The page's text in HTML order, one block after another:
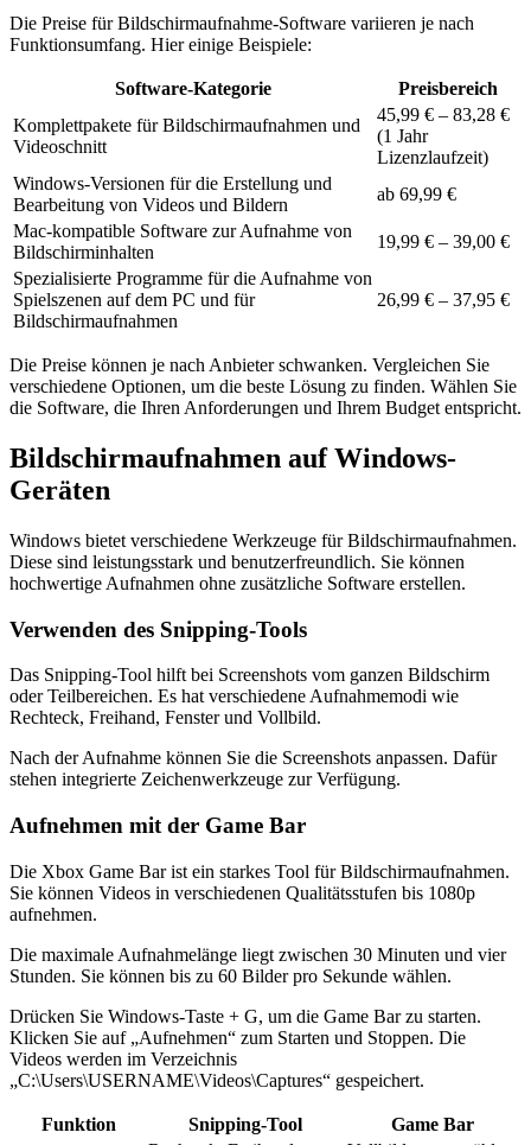
Die Preise für Bildschirmaufnahme-Software variieren je nach
Funktionsumfang. Hier einige Beispiele:
Software-Kategorie
Preisbereich
Komplettpakete für Bildschirmaufnahmen und
Videoschnitt
45,99 € – 83,28 €
(1 Jahr
Lizenzlaufzeit)
Windows-Versionen für die Erstellung und
Bearbeitung von Videos und Bildern
ab 69,99 €
Mac-kompatible Software zur Aufnahme von
Bildschirminhalten
19,99 € – 39,00 €
Spezialisierte Programme für die Aufnahme von
Spielszenen auf dem PC und für
Bildschirmaufnahmen
26,99 € – 37,95 €
Die Preise können je nach Anbieter schwanken. Vergleichen Sie
verschiedene Optionen, um die beste Lösung zu finden. Wählen Sie
die Software, die Ihren Anforderungen und Ihrem Budget entspricht.
Bildschirmaufnahmen auf Windows-
Geräten
Windows bietet verschiedene Werkzeuge für Bildschirmaufnahmen.
Diese sind leistungsstark und benutzerfreundlich. Sie können
hochwertige Aufnahmen ohne zusätzliche Software erstellen.
Verwenden des Snipping-Tools
Das Snipping-Tool hilft bei Screenshots vom ganzen Bildschirm
oder Teilbereichen. Es hat verschiedene Aufnahmemodi wie
Rechteck, Freihand, Fenster und Vollbild.
Nach der Aufnahme können Sie die Screenshots anpassen. Dafür
stehen integrierte Zeichenwerkzeuge zur Verfügung.
Aufnehmen mit der Game Bar
Die Xbox Game Bar ist ein starkes Tool für Bildschirmaufnahmen.
Sie können Videos in verschiedenen Qualitätsstufen bis 1080p
aufnehmen.
Die maximale Aufnahmelänge liegt zwischen 30 Minuten und vier
Stunden. Sie können bis zu 60 Bilder pro Sekunde wählen.
Drücken Sie Windows-Taste + G, um die Game Bar zu starten.
Klicken Sie auf „Aufnehmen“ zum Starten und Stoppen. Die
Videos werden im Verzeichnis
„C:\Users\USERNAME\Videos\Captures“ gespeichert.
Funktion Snipping-Tool
Game Bar